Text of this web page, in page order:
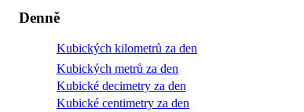
Denně
Kubických kilometrů za den
Kubických metrů za den
Kubické decimetry za den
Kubické centimetry za den